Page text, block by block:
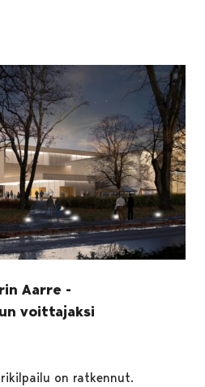
Aarre -
voittajaksi
on ratkennut.